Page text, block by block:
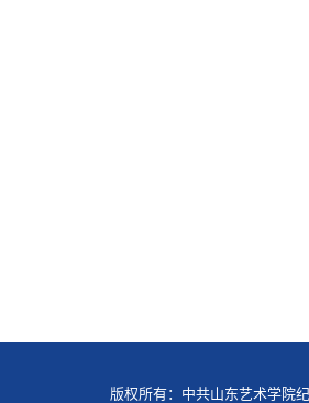
版权所有：中共山东艺术学院